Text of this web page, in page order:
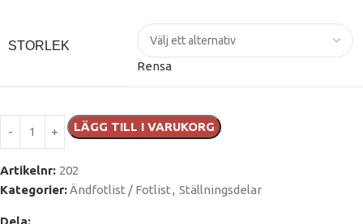
STORLEK
Rensa
LÄGG TILL I VARUKORG
Artikelnr: 202
Kategorier:Ändfotlist / Fotlist, Ställningsdelar
Dela: